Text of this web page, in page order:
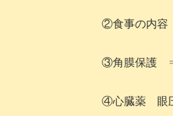
②食事の内容
③角膜保護 ⇒
④心臓薬 眼